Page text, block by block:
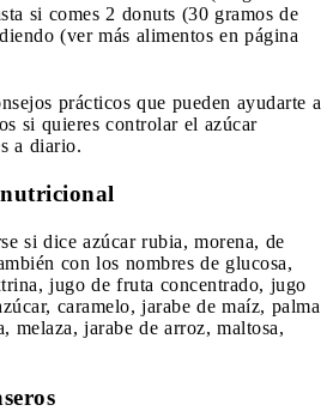
si comes 2 donuts (30 gramos de
(ver más alimentos en página
prácticos que pueden ayudarte a
si quieres controlar el azúcar
a diario.
si dice azúcar rubia, morena, de
con los nombres de glucosa,
jugo de fruta concentrado, jugo
caramelo, jarabe de maíz, palma
melaza, jarabe de arroz, maltosa,